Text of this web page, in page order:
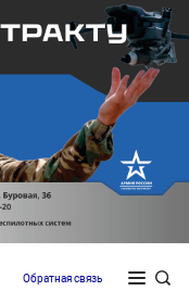
Обратная связь